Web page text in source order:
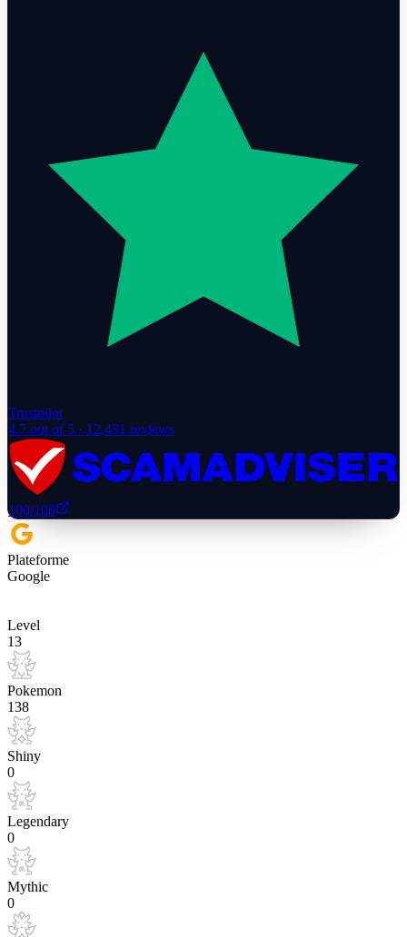
Trustpilot
4.7 out of 5 · 12,431 reviews
100/100
Plateforme
Google
Level
13
Pokemon
138
Shiny
0
Legendary
0
Mythic
0